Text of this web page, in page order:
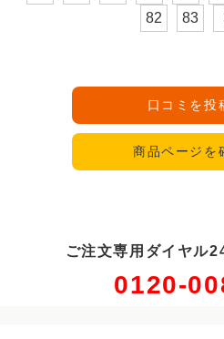
82
83
口コミを投
商品ページを
ご注文専用ダイヤル
0120-